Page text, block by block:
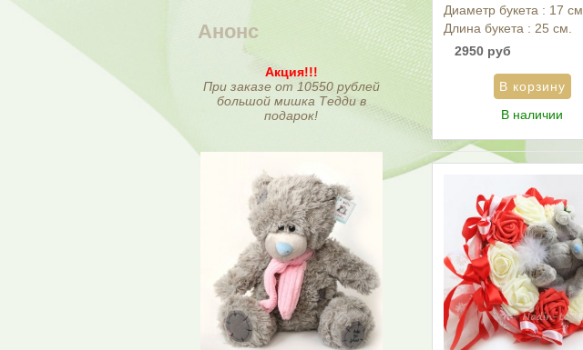
Анонс
Акция!!!
При заказе от 10550 рублей
большой мишка Тедди в
подарок!
Диаметр букета : 17 см.
Длина букета : 25 см.
2950 руб
В наличии